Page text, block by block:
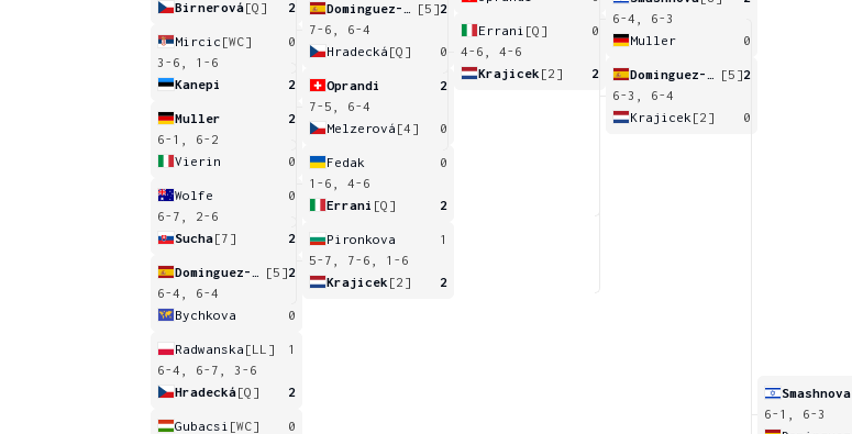
Birnerová[Q] 2
Mircic [WC]
0
3-6, 1-6
Kanepi
2
Muller
2
6-1, 6-2
Vierin
0
Wolfe
0
6-7, 2-6
Sucha[7] 2
[5]2
6-4, 6-4
Bychkova
0
Radwanska [LL]
1
6-4, 6-7, 3-6
Hradecká[Q] 2
Gubacsi [WC]
0
[5]2
7-6, 6-4
Hradecká [Q] 0
Oprandi
2
7-5, 6-4
Melzerová [4] 0
Fedak
0
1-6, 4-6
Errani [Q] 2
Pironkova
1
5-7, 7-6, 1-6
Krajicek [2] 2
Errani [Q]
0
4-6, 4-6
Krajicek [2] 2
6-4, 6-3
Muller
0
[5]2
6-3, 6-4
Krajicek [2] 0
Smashnova
6-1, 6-3